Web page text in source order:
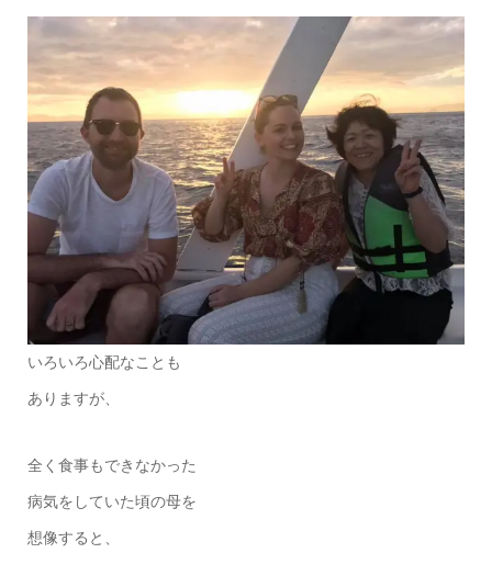
いろいろ心配なことも
ありますが、
全く食事もできなかった
病気をしていた頃の母を
想像すると、